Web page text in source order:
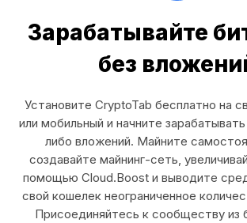
Зарабатывайте
без
Установите CryptoTab бесплатно на
или мобильный и начните
либо вложений. Майните
создавайте майнинг-сеть,
помощью Cloud.Boost и выводите
свой кошелек неограниченное
Присоединяйтесь к сообществу из